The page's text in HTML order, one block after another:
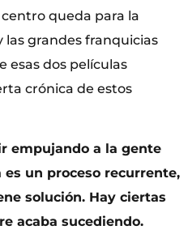
queda para la
las grandes franquicias
esas dos películas
crónica de estos
empujando a la gente
un proceso recurrente,
solución. Hay ciertas
acaba sucediendo.